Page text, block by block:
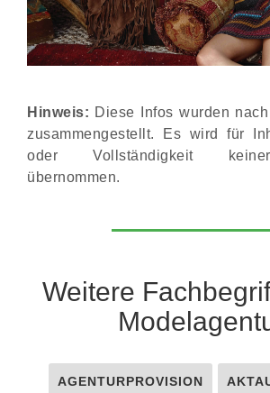
Hinweis: Diese Infos wurden
zusammengestellt. Es wird für
oder Vollständigkeit
übernommen.
Weitere
AGENTURPROVISION